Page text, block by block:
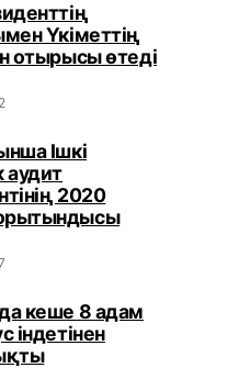
Үкіметтің
отырысы өтеді
Ішкі
аудит
2020
кеше 8 адам
індетінен